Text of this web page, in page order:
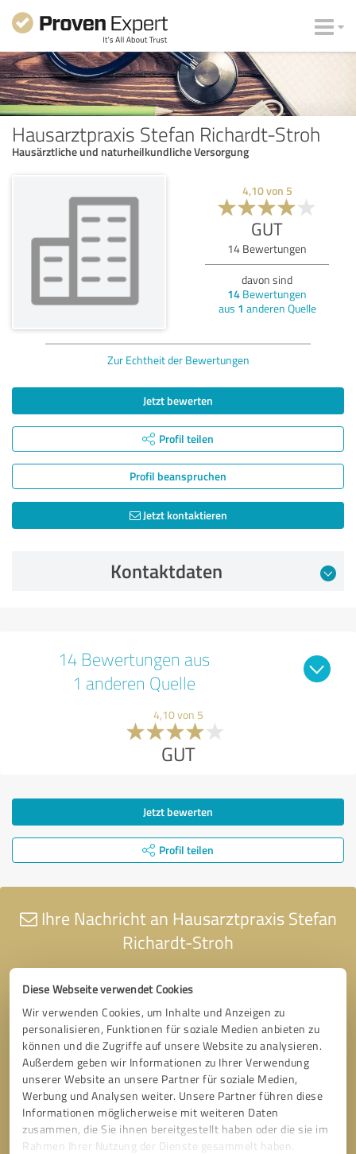
Diese Webseite verwendet Cookies
Wir verwenden Cookies, um Inhalte und Anzeigen zu
personalisieren, Funktionen für soziale Medien anbieten zu
können und die Zugriffe auf unsere Website zu analysieren.
Außerdem geben wir Informationen zu Ihrer Verwendung
unserer Website an unsere Partner für soziale Medien,
Werbung und Analysen weiter. Unsere Partner führen diese
Informationen möglicherweise mit weiteren Daten
zusammen, die Sie ihnen bereitgestellt haben oder die sie im
Rahmen Ihrer Nutzung der Dienste gesammelt haben.
Hausarztpraxis Stefan Richardt-Stroh
Hausärztliche und naturheilkundliche Versorgung
4,10von 5
GUT
14 Bewertungen
davon sind
14 Bewertungen
aus 1 anderen Quelle
Zur Echtheit der Bewertungen
Jetzt bewerten
Profil teilen
Profil beanspruchen
Jetzt kontaktieren
Kontaktdaten
14 Bewertungen aus
1 anderen Quelle
4,10 von 5
GUT
Jetzt bewerten
Profil teilen
Ihre Nachricht an Hausarztpraxis Stefan
Richardt-Stroh